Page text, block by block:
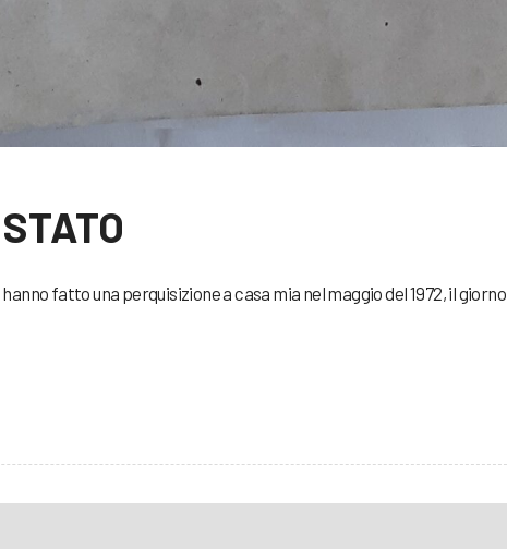
fatto una perquisizione a casa mia nel maggio del 1972, il giorno